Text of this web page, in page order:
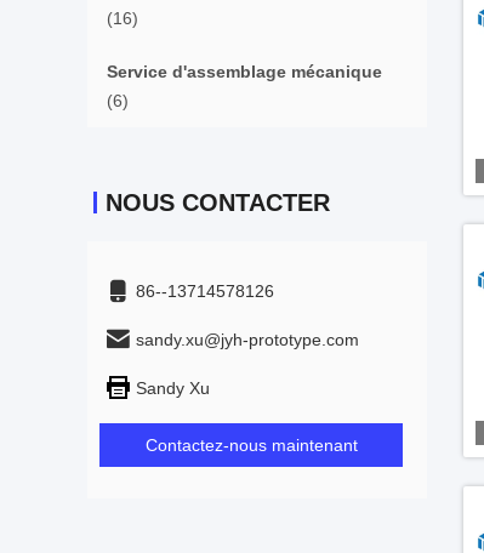
(16)
Service d'assemblage mécanique
(6)
NOUS CONTACTER
86--13714578126
sandy.xu@jyh-prototype.com
Sandy Xu
Contactez-nous maintenant